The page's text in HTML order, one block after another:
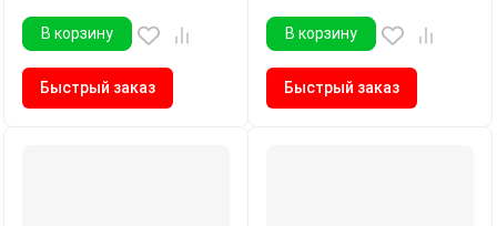
В корзину
Быстрый заказ
В корзину
Быстрый заказ